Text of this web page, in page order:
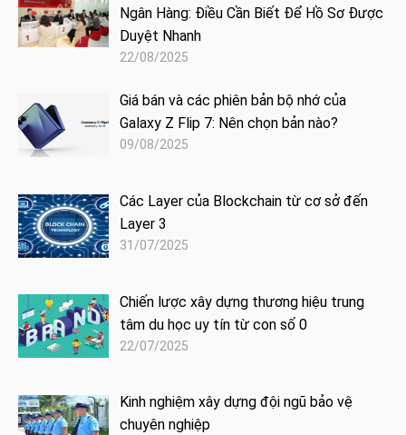
Ngân Hàng: Điều Cần Biết Để Hồ Sơ Được
Duyệt Nhanh
22/08/2025
Giá bán và các phiên bản bộ nhớ của
Galaxy Z Flip 7: Nên chọn bản nào?
09/08/2025
Các Layer của Blockchain từ cơ sở đến
Layer 3
31/07/2025
Chiến lược xây dựng thương hiệu trung
tâm du học uy tín từ con số 0
22/07/2025
Kinh nghiệm xây dựng đội ngũ bảo vệ
chuyên nghiệp